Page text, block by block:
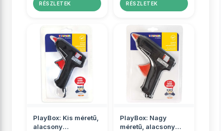
RÉSZLETEK RÉSZLETEK
PlayBox: Kis méretű,
alacsony
PlayBox: Nagy
méretű, alacsony